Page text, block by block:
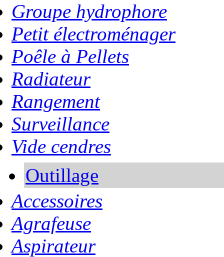
Groupe hydrophore
Petit électroménager
Poêle à Pellets
Radiateur
Rangement
Surveillance
Vide cendres
Outillage
Accessoires
Agrafeuse
Aspirateur